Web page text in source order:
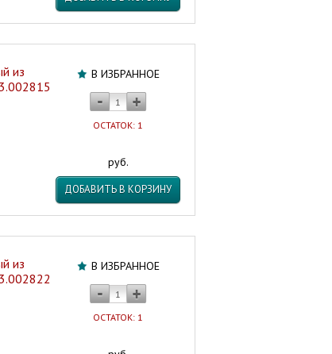
В ИЗБРАННОЕ
ОСТАТОК: 1
руб.
ДОБАВИТЬ В КОРЗИНУ
из
В ИЗБРАННОЕ
ОСТАТОК: 1
из